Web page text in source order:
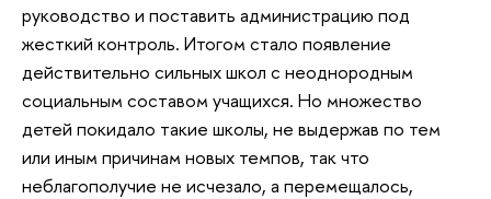
руководство и поставить администрацию под
жесткий контроль. Итогом стало появление
действительно сильных школ с неоднородным
социальным составом учащихся. Но множество
детей покидало такие школы, не выдержав по тем
или иным причинам новых темпов, так что
неблагополучие не исчезало, а перемещалось,